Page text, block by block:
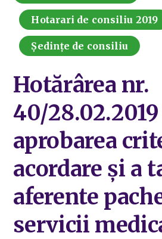
Hotarari de consiliu 2019
Ședințe de consiliu
Hotărârea nr.
40/
aprobarea
acordare și a
aferente
servicii